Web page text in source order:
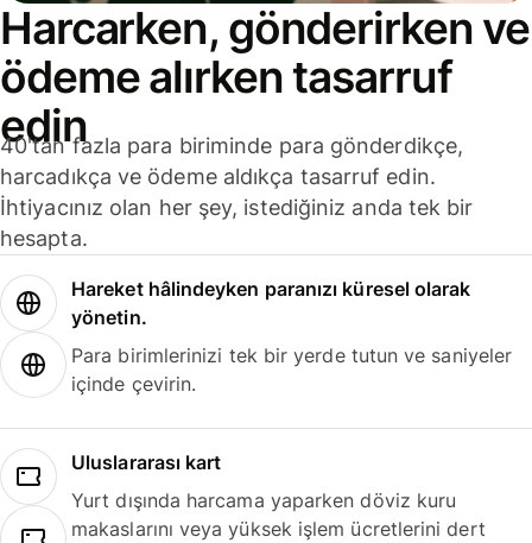
Harcarken, gönderirken ve
ödeme alırken tasarruf
edin
40'tan fazla para biriminde para gönderdikçe,
harcadıkça ve ödeme aldıkça tasarruf edin.
İhtiyacınız olan her şey, istediğiniz anda tek bir
hesapta.
Hareket hâlindeyken paranızı küresel olarak
yönetin.
Para birimlerinizi tek bir yerde tutun ve saniyeler
içinde çevirin.
Uluslararası kart
Yurt dışında harcama yaparken döviz kuru
makaslarını veya yüksek işlem ücretlerini dert